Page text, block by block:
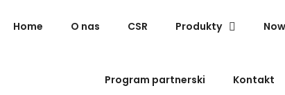
Home O nas CSR Produkty
Program partnerski Kontakt